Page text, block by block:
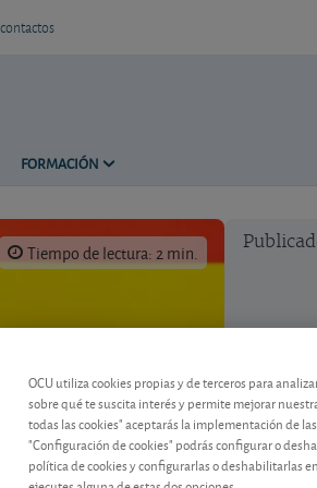
FORMACIÓN
Tiempo de lectura: 2 min.
Esta
OCU utiliza cookies propias y de terceros para
sobre qué te suscita interés y permite mejorar
todas las cookies" aceptarás la implementación de
"Configuración de cookies" podrás configurar o
política de cookies y configurarlas o deshabilitarlas